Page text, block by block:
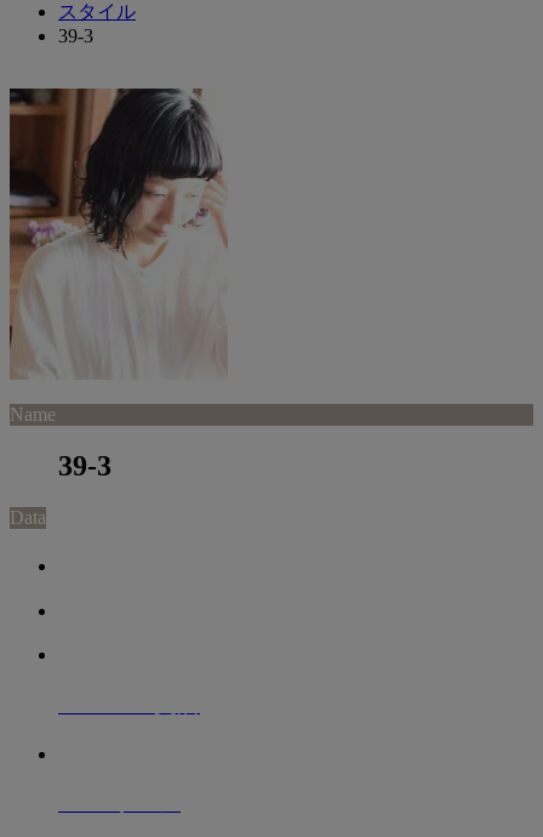
スタイル
39-3
Name
39-3
Data